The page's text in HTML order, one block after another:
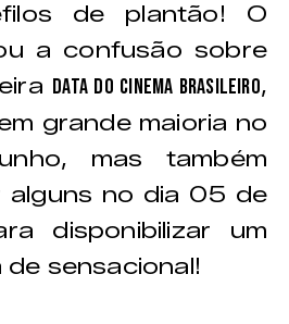
de plantão! O
a confusão sobre
data do Cinema Brasileiro,
grande maioria no
mas também
alguns no dia 05 de
disponibilizar um
sensacional!